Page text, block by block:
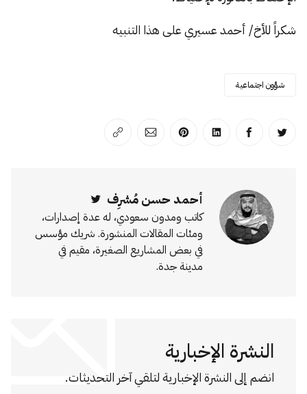
شكراً للأخ/ أحمد عسيري على هذا التنبيه
شؤون اجتماعية
انشر على تويترانشر على الفيسبوك
انشر على لينكد إن
انشر على بينترست
انشر على الإيميل
انسخ الرابط
أحمد حسن مُشرِف
كاتب ومدون سعودي، له عدة إصدارات،
ومئات المقالات المنشورة. شريك مؤسس
في بعض المشاريع الصغيرة، مقيم في
مدينة جدة.
النشرة الإخبارية
انضم إلى النشرة الإخبارية لتلقي آخر التحديثات.